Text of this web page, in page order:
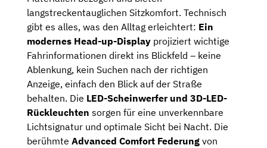
langstreckentauglichen Sitzkomfort. Technisch
gibt es alles, was den Alltag erleichtert: Ein
modernes Head-up-Display projiziert wichtige
Fahrinformationen direkt ins Blickfeld – keine
Ablenkung, kein Suchen nach der richtigen
Anzeige, einfach den Blick auf der Straße
behalten. Die LED-Scheinwerfer und 3D-LED-
Rückleuchten sorgen für eine unverkennbare
Lichtsignatur und optimale Sicht bei Nacht. Die
berühmte Advanced Comfort Federung von